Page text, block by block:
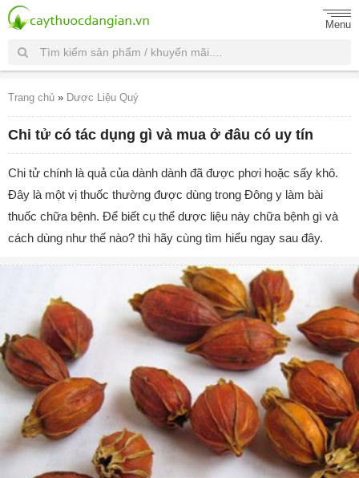
Menu
Trang chủ » Dược Liệu Quý
Chi tử có tác dụng gì và mua ở đâu có uy tín
Chi tử chính là quả của dành dành đã được phơi hoặc sấy khô.
Đây là một vị thuốc thường được dùng trong Đông y làm bài
thuốc chữa bệnh. Để biết cụ thể dược liệu này chữa bệnh gì và
cách dùng như thế nào? thì hãy cùng tìm hiểu ngay sau đây.